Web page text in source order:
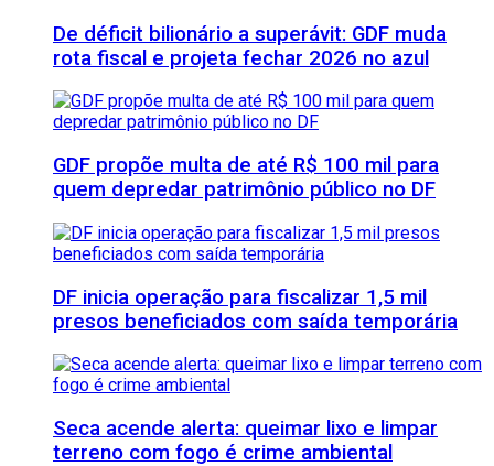
De déficit bilionário a superávit: GDF muda
rota fiscal e projeta fechar 2026 no azul
GDF propõe multa de até R$ 100 mil para
quem depredar patrimônio público no DF
DF inicia operação para fiscalizar 1,5 mil
presos beneficiados com saída temporária
Seca acende alerta: queimar lixo e limpar
terreno com fogo é crime ambiental